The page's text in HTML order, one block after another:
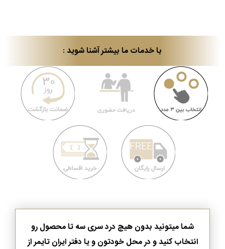
با خدمات ما بیشتر آشنا شوید :
شما میتونید بدون هیچ درد سری سه تا محصول رو
انتخاب کنید و در محل خودتون و یا دفتر ایران تایمر از